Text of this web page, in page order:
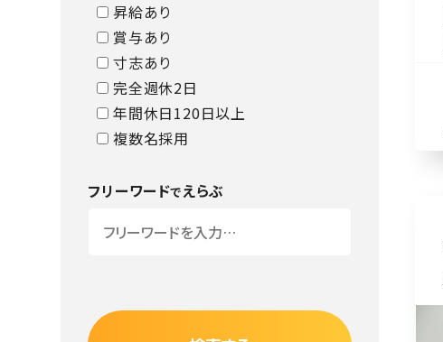
昇給あり
賞与あり
寸志あり
完全週休2日
年間休日120日以上
複数名採用
フリーワードでえらぶ